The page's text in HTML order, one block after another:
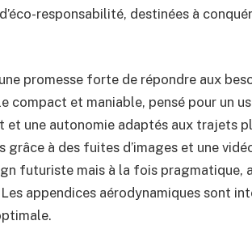
responsabilité, destinées à
promesse forte de répondre aux
compact et maniable, pensé pour un
une autonomie adaptés aux trajets
grâce à des fuites d’images et une
futuriste mais à la fois pragmatique,
appendices aérodynamiques sont